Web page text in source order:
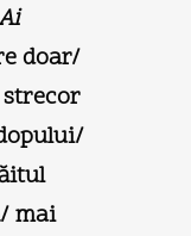
doar/
mai